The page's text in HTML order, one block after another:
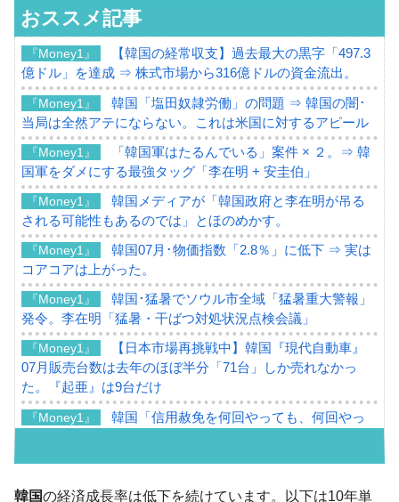
おススメ記事
『Money1』
【韓国の経常収支】過去最大の黒字「497.3
億ドル」を達成 ⇒ 株式市場から316億ドルの資金流出。
『Money1』
韓国「塩田奴隷労働」の問題 ⇒ 韓国の闇･
当局は全然アテにならない。これは米国に対するアピール
『Money1』
「韓国軍はたるんでいる」案件 × ２。⇒ 韓
国軍をダメにする最強タッグ「李在明 + 安圭伯」
『Money1』
韓国メディアが「韓国政府と李在明が吊る
される可能性もあるのでは」とほのめかす。
『Money1』
韓国07月･物価指数「2.8％」に低下 ⇒ 実は
コアコアは上がった。
『Money1』
韓国･猛暑でソウル市全域「猛暑重大警報」
発令。李在明「猛暑・干ばつ対処状況点検会議」
『Money1』
【日本市場再挑戦中】韓国『現代自動車』
07月販売台数は去年のほぼ半分「71台」しか売れなかっ
た。『起亜』は9台だけ
『Money1』
韓国「信用赦免を何回やっても、何回やっ
『Money1』
韓国K9専用砲弾･装薬自動供給装甲車両･珍
韓国の経済成長率は低下を続けています。以下は10年単